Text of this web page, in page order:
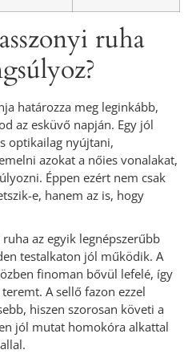
ruha
határozza meg leginkább,
az esküvő napján. Egy jól
optikailag nyújtani,
azokat a nőies vonalakat,
Éppen ezért nem csak
e, hanem az is, hogy
az egyik legnépszerűbb
testalkaton jól működik. A
finoman bővül lefelé, így
A sellő fazon ezzel
hiszen szorosan követi a
jól mutat homokóra alkattal